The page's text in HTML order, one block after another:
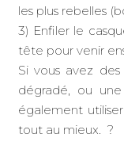
les plus rebelles
3) Enfiler le
tête pour venir
Si vous avez
dégradé, ou
également
tout au mieux. ?